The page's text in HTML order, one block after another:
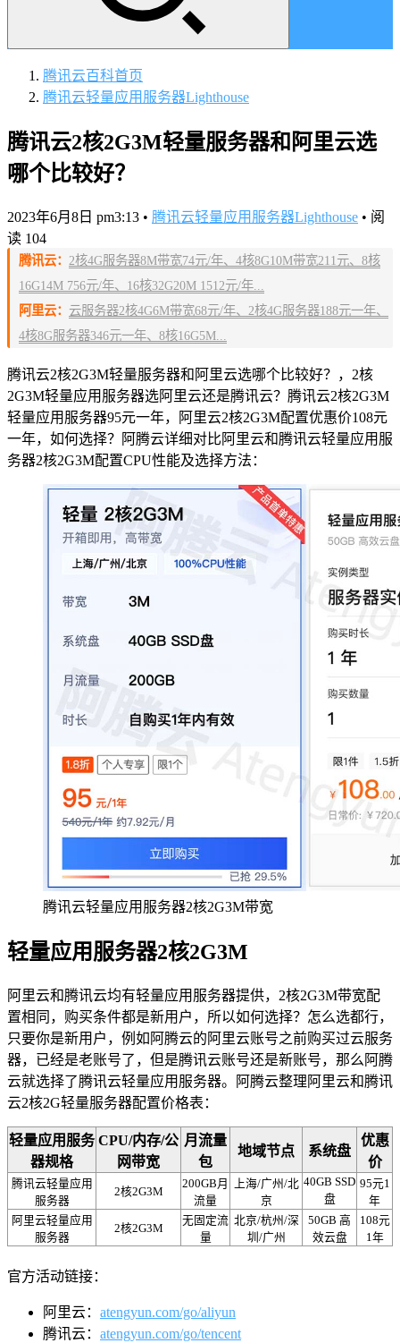
腾讯云百科首页
腾讯云轻量应用服务器Lighthouse
腾讯云2核2G3M轻量服务器和阿里云选
哪个比较好？
2023年6月8日 pm3:13 • 腾讯云轻量应用服务器Lighthouse • 阅
读 104
腾讯云： 2核4G服务器8M带宽74元/年、4核8G10M带宽211元、8核
16G14M 756元/年、16核32G20M 1512元/年...
阿里云： 云服务器2核4G6M带宽68元/年、2核4G服务器188元一年、
4核8G服务器346元一年、8核16G5M...
腾讯云2核2G3M轻量服务器和阿里云选哪个比较好？，2核
2G3M轻量应用服务器选阿里云还是腾讯云？腾讯云2核2G3M
轻量应用服务器95元一年，阿里云2核2G3M配置优惠价108元
一年，如何选择？阿腾云详细对比阿里云和腾讯云轻量应用服
务器2核2G3M配置CPU性能及选择方法：
腾讯云轻量应用服务器2核2G3M带宽
轻量应用服务器2核2G3M
阿里云和腾讯云均有轻量应用服务器提供，2核2G3M带宽配
置相同，购买条件都是新用户，所以如何选择？怎么选都行，
只要你是新用户，例如阿腾云的阿里云账号之前购买过云服务
器，已经是老账号了，但是腾讯云账号还是新账号，那么阿腾
云就选择了腾讯云轻量应用服务器。阿腾云整理阿里云和腾讯
云2核2G轻量服务器配置价格表：
轻量应用服务
器规格
CPU/内存/公
网带宽
月流量
包
地域节点 系统盘
优惠
价
腾讯云轻量应用
服务器
2核2G3M
200GB月
流量
上海/广州/北
京
40GB SSD
盘
95元1
年
阿里云轻量应用
服务器
2核2G3M
无固定流
量
北京/杭州/深
圳/广州
50GB 高
效云盘
108元
1年
官方活动链接：
阿里云： atengyun.com/go/aliyun
腾讯云： atengyun.com/go/tencent